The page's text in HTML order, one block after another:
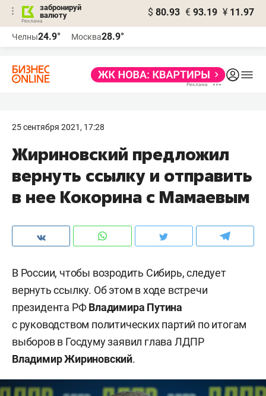
забронируй
валюту
$ 80.93 € 93.19 ¥ 11.97
Челны24.9° Москва28.9°
25 сентября 2021, 17:28
Жириновский предложил
вернуть ссылку и отправить
в нее Кокорина с Мамаевым
В России, чтобы возродить Сибирь, следует
вернуть ссылку. Об этом в ходе встречи
президента РФВладимира Путина
с руководством политических партий по итогам
выборов в Госдуму заявил глава ЛДПР
Владимир Жириновский.